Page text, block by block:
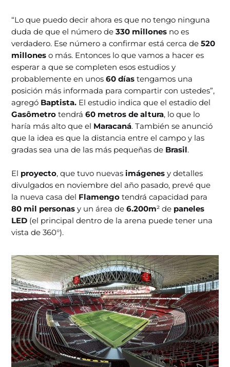
“Lo que puedo decir ahora es que no tengo ninguna
duda de que el número de330 millones no es
verdadero. Ese número a confirmar está cerca de520
milloneso más. Entonces lo que vamos a hacer es
esperar a que se completen esos estudios y
probablemente en unos60 díastengamos una
posición más informada para compartir con ustedes”,
agregó Baptista. El estudio indica que el estadio del
Gasômetrotendrá60 metros de altura, lo que lo
haría más alto que el Maracaná. También se anunció
que la idea es que la distancia entre el campo y las
gradas sea una de las más pequeñas de Brasil.
El proyecto, que tuvo nuevasimágenesy detalles
divulgados en noviembre del año pasado, prevé que
la nueva casa del Flamengotendrá capacidad para
80 mil personas y un área de6.200m² de paneles
LED (el principal dentro de la arena puede tener una
vista de 360°).